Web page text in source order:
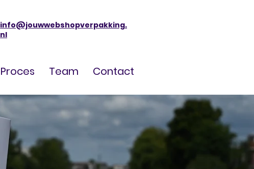
info@jouwwebshopverpakking.
nl
Proces Team Contact